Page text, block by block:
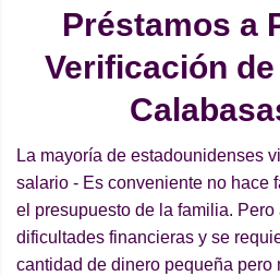
Préstamos a
Verificación
La mayoría de estadounidenses
salario - Es conveniente no hace
el presupuesto de la familia. Pero
dificultades financieras y se
cantidad de dinero pequeña pero